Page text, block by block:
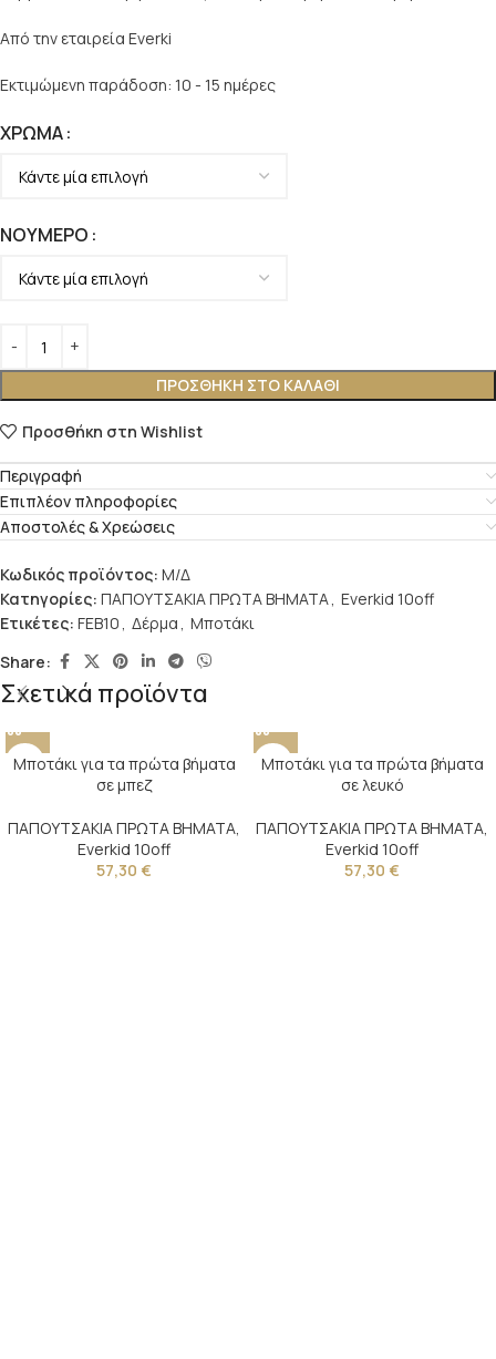
Από την εταιρεία Everki
Εκτιμώμενη παράδοση: 10 - 15 ημέρες
ΧΡΏΜΑ
ΝΟΎΜΕΡΟ
ΠΡΟΣΘΉΚΗ ΣΤΟ ΚΑΛΆΘΙ
Προσθήκη στη Wishlist
Περιγραφή
Επιπλέον πληροφορίες
Αποστολές & Χρεώσεις
Κωδικός προϊόντος: Μ/Δ
Κατηγορίες: ΠΑΠΟΥΤΣΑΚΙΑ ΠΡΩΤΑ ΒΗΜΑΤΑ, Everkid 10off
Ετικέτες: FEB10, Δέρμα, Μποτάκι
Share:
Σχετικά προϊόντα
Μποτάκι για τα πρώτα βήματα
σε μπεζ
ΠΑΠΟΥΤΣΑΚΙΑ ΠΡΩΤΑ ΒΗΜΑΤΑ,
Everkid 10off
57,30 €
Μποτάκι για τα πρώτα βήματα
σε λευκό
ΠΑΠΟΥΤΣΑΚΙΑ ΠΡΩΤΑ ΒΗΜΑΤΑ,
Everkid 10off
57,30 €